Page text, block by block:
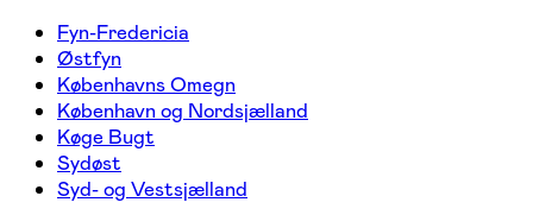
Fyn-Fredericia
Østfyn
Københavns Omegn
København og Nordsjælland
Køge Bugt
Sydøst
Syd- og Vestsjælland